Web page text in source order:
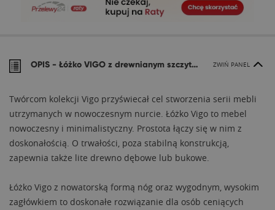
OPIS - Łóżko VIGO z drewnianym szczytem ZWIŃ PANEL
Twórcom kolekcji Vigo przyświecał cel stworzenia serii mebli
utrzymanych w nowoczesnym nurcie. Łóżko Vigo to mebel
nowoczesny i minimalistyczny. Prostota łączy się w nim z
doskonałością. O trwałości, poza stabilną konstrukcją,
zapewnia także lite drewno dębowe lub bukowe.
Łóżko Vigo z nowatorską formą nóg oraz wygodnym, wysokim
zagłówkiem to doskonałe rozwiązanie dla osób ceniących